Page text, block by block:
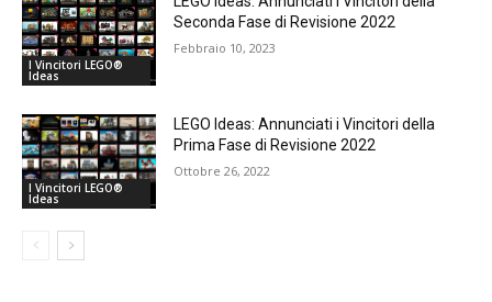
I Vincitori LEGO®
Ideas
Seconda Fase di Revisione 2022
Febbraio 10, 2023
I Vincitori LEGO®
Ideas
LEGO Ideas: Annunciati i Vincitori della
Prima Fase di Revisione 2022
Ottobre 26, 2022